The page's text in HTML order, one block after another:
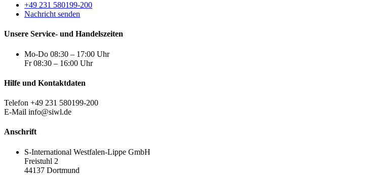
+49 231 580199-200
Nachricht senden
Unsere Service- und Handelszeiten
Mo-Do 08:30 – 17:00 Uhr
Fr 08:30 – 16:00 Uhr
Hilfe und Kontaktdaten
Telefon +49 231 580199-200
E-Mail info@siwl.de
Anschrift
S-International Westfalen-Lippe GmbH
Freistuhl 2
44137 Dortmund